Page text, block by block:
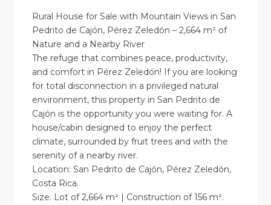
Rural House for Sale with Mountain Views in San
Pedrito de Cajón, Pérez Zeledón – 2,664 m² of
Nature and a Nearby River
The refuge that combines peace, productivity,
and comfort in Pérez Zeledón! If you are looking
for total disconnection in a privileged natural
environment, this property in San Pedrito de
Cajón is the opportunity you were waiting for. A
house/cabin designed to enjoy the perfect
climate, surrounded by fruit trees and with the
serenity of a nearby river.
Location: San Pedrito de Cajón, Pérez Zeledón,
Costa Rica.
Size: Lot of 2,664 m² | Construction of 156 m².